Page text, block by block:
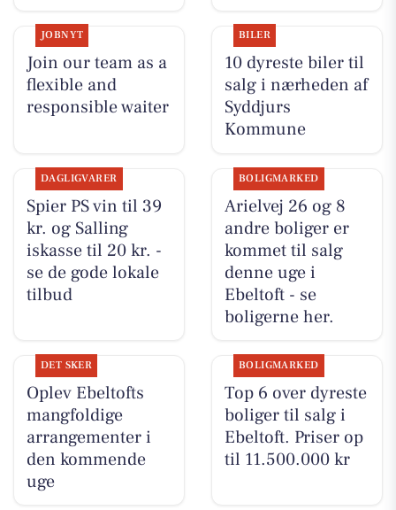
JOBNYT
Join our team as a
flexible and
responsible waiter
BILER
10 dyreste biler til
salg i nærheden af
Syddjurs
Kommune
DAGLIGVARER
Spier PS vin til 39
kr. og Salling
iskasse til 20 kr. -
se de gode lokale
tilbud
BOLIGMARKED
Arielvej 26 og 8
andre boliger er
kommet til salg
denne uge i
Ebeltoft - se
boligerne her.
DET SKER
Oplev Ebeltofts
mangfoldige
arrangementer i
den kommende
uge
BOLIGMARKED
Top 6 over dyreste
boliger til salg i
Ebeltoft. Priser op
til 11.500.000 kr